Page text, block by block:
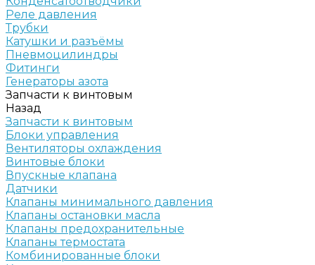
Реле давления
Трубки
Катушки и разъёмы
Пневмоцилиндры
Фитинги
Генераторы азота
Запчасти к винтовым
Назад
Запчасти к винтовым
Блоки управления
Вентиляторы охлаждения
Винтовые блоки
Впускные клапана
Датчики
Клапаны минимального давления
Клапаны остановки масла
Клапаны предохранительные
Клапаны термостата
Комбинированные блоки